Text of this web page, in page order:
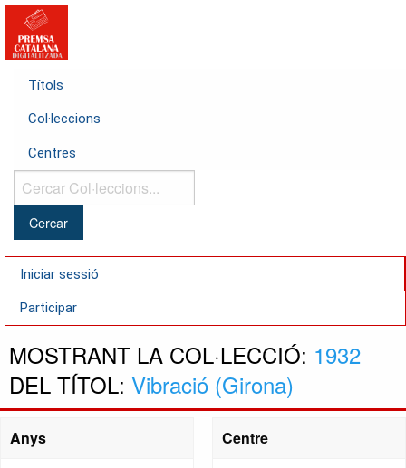
Títols
Col·leccions
Centres
Cercar
Col·leccions...
Iniciar sessió
Participar
MOSTRANT LA COL·LECCIÓ: 1932
DEL TÍTOL: Vibració (Girona)
Anys
Centre